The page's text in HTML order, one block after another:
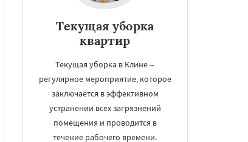
Текущая уборка
квартир
Текущая уборка в Клине –
регулярное мероприятие, которое
заключается в эффективном
устранении всех загрязнений
помещения и проводится в
течение рабочего времени.